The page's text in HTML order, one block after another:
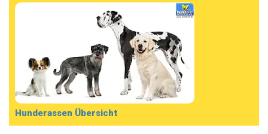
Hunderassen Übersicht